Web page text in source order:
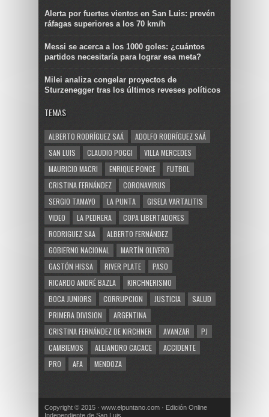
Alerta por fuertes vientos en San Luis: prevén
ráfagas superiores a los 70 km/h
Messi se acerca a los 1000 goles: ¿cuántos
partidos necesitaría para lograr esa meta?
Milei analiza congelar proyectos de
Sturzenegger tras los últimos reveses políticos
TEMAS
ALBERTO RODRÍGUEZ SAÁ
ADOLFO RODRÍGUEZ SAÁ
SAN LUIS
CLAUDIO POGGI
VILLA MERCEDES
MAURICIO MACRI
ENRIQUE PONCE
FUTBOL
CRISTINA FERNÁNDEZ
CORONAVIRUS
SERGIO TAMAYO
LA PUNTA
GISELA VARTALITIS
VIDEO
LA PEDRERA
COPA LIBERTADORES
RODRIGUEZ SAA
ALBERTO FERNÁNDEZ
GOBIERNO NACIONAL
MARTÍN OLIVERO
GASTÓN HISSA
RIVER PLATE
PASO
RICARDO ANDRÉ BAZLA
KIRCHNERISMO
BOCA JUNIORS
CORRUPCION JUSTICIA
SALUD
PRIMERA DIVISION
ARGENTINA
CRISTINA FERNÁNDEZ DE KIRCHNER
AVANZAR
PJ
CAMBIEMOS
ALEJANDRO CACACE
ACCIDENTE
PRO
AFA MENDOZA
Copyright © 2015 · www.elpuntano.com · Edición Online
Independiente de San Luis